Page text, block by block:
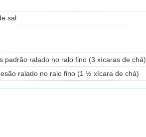
sal
padrão ralado no ralo fino (3 xícaras de chá)
ralado no ralo fino (1 ½ xícara de chá)